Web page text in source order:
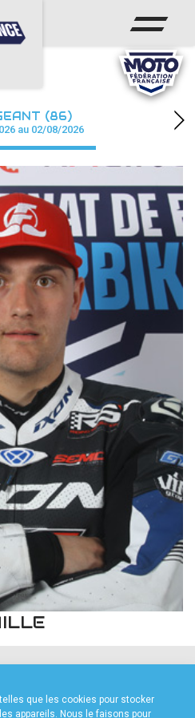
que les cookies pour stocker
appareils. Nous le faisons pour
(86)
au 02/08/2026